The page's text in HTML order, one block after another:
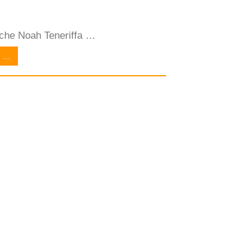
Noah Teneriffa …